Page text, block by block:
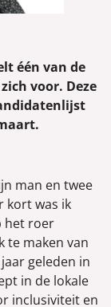
één van de
voor. Deze
man en twee
kort was ik
het roer
te maken van
geleden in
in de lokale
inclusiviteit en